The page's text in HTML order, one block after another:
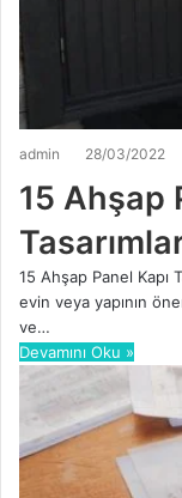
admin 28/03/2022
15 Ahşap
15 Ahşap Panel Kapı
evin veya yapının
ve…
Devamını Oku »